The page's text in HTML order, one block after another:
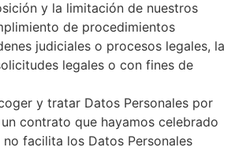
y la limitación de nuestros
de procedimientos
judiciales o procesos legales, la
legales o con fines de
y tratar Datos Personales por
contrato que hayamos celebrado
facilita los Datos Personales